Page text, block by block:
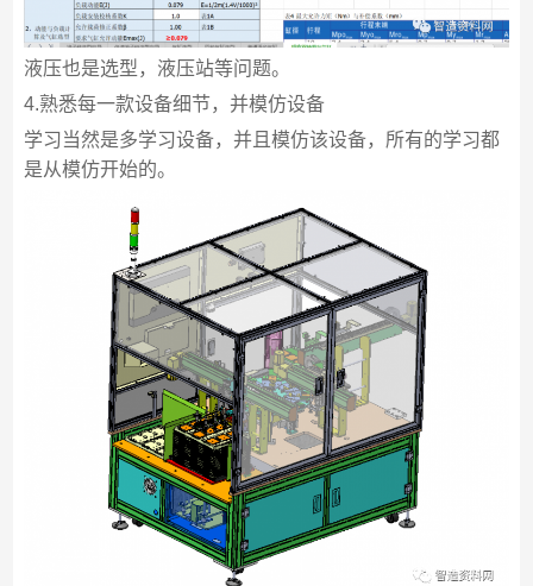
液压也是选型，液压站等问题。
4.熟悉每一款设备细节，并模仿设备
学习当然是多学习设备，并且模仿该设备，所有的学习都
是从模仿开始的。